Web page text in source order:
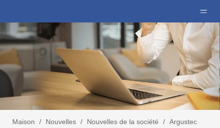
Maison / Nouvelles / Nouvelles de la société / Argustec